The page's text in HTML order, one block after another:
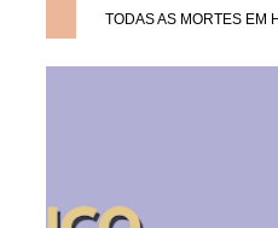
TODAS AS MORTES EM